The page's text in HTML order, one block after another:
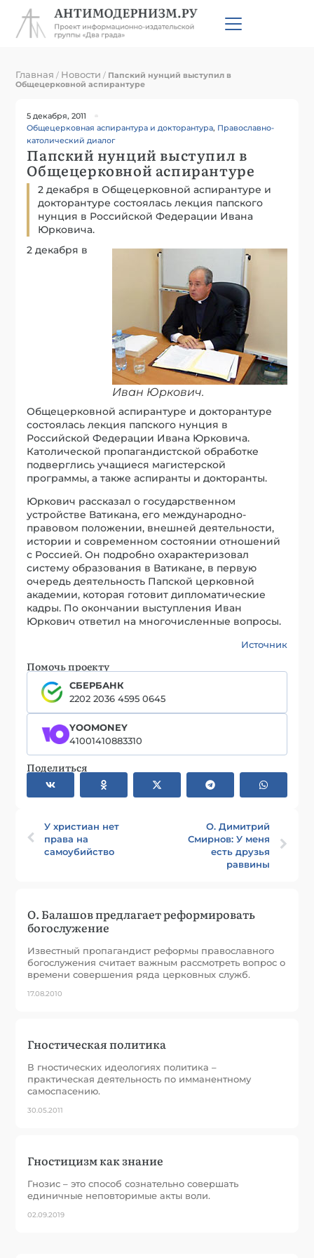
Главная / Новости / Папский нунций выступил в
Общецерковной аспирантуре
5 декабря, 2011
Общецерковная аспирантура и докторантура, Православно-
католический диалог
Папский нунций выступил в
Общецерковной аспирантуре
2 декабря в Общецерковной аспирантуре и
докторантуре состоялась лекция папского
нунция в Российской Федерации Ивана
Юрковича.
Иван Юркович.
2 декабря в
Общецерковной аспирантуре и докторантуре
состоялась лекция папского нунция в
Российской Федерации Ивана Юрковича.
Католической пропагандистской обработке
подверглись учащиеся магистерской
программы, а также аспиранты и докторанты.
Юркович рассказал о государственном
устройстве Ватикана, его международно-
правовом положении, внешней деятельности,
истории и современном состоянии отношений
с Россией. Он подробно охарактеризовал
систему образования в Ватикане, в первую
очередь деятельность Папской церковной
академии, которая готовит дипломатические
кадры. По окончании выступления Иван
Юркович ответил на многочисленные вопросы.
Источник
Помочь проекту
СБЕРБАНК
2202 2036 4595 0645
YOOMONEY
41001410883310
Поделиться
У христиан нет
права на
самоубийство
О. Димитрий
Смирнов: У меня
есть друзья
раввины
О. Балашов предлагает реформировать
богослужение
Известный пропагандист реформы православного
богослужения считает важным рассмотреть вопрос о
времени совершения ряда церковных служб.
17.08.2010
Гностическая политика
В гностических идеологиях политика –
практическая деятельность по имманентному
самоспасению.
30.05.2011
Гностицизм как знание
Гнозис – это способ сознательно совершать
единичные неповторимые акты воли.
02.09.2019